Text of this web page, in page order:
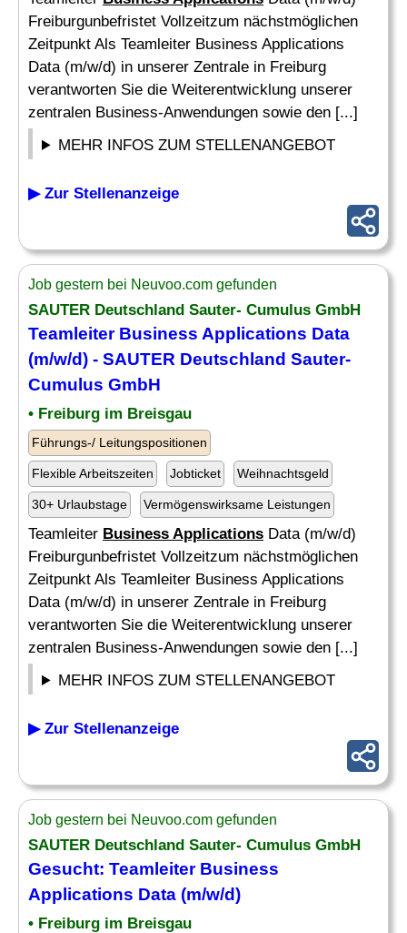
Freiburgunbefristet Vollzeitzum nächstmöglichen
Zeitpunkt Als Teamleiter Business Applications
Data (m/w/d) in unserer Zentrale in Freiburg
verantworten Sie die Weiterentwicklung unserer
zentralen Business-Anwendungen sowie den [...]
MEHR INFOS ZUM STELLENANGEBOT
▶ Zur Stellenanzeige
Job gestern bei Neuvoo.com gefunden
SAUTER Deutschland Sauter- Cumulus GmbH
Teamleiter Business Applications Data
(m/w/d) - SAUTER Deutschland Sauter-
Cumulus GmbH
• Freiburg im Breisgau
Führungs-/ Leitungspositionen
Flexible Arbeitszeiten Jobticket Weihnachtsgeld
30+ Urlaubstage Vermögenswirksame Leistungen
Teamleiter Business Applications Data (m/w/d)
Freiburgunbefristet Vollzeitzum nächstmöglichen
Zeitpunkt Als Teamleiter Business Applications
Data (m/w/d) in unserer Zentrale in Freiburg
verantworten Sie die Weiterentwicklung unserer
zentralen Business-Anwendungen sowie den [...]
MEHR INFOS ZUM STELLENANGEBOT
▶ Zur Stellenanzeige
Job gestern bei Neuvoo.com gefunden
SAUTER Deutschland Sauter- Cumulus GmbH
Gesucht: Teamleiter Business
Applications Data (m/w/d)
• Freiburg im Breisgau